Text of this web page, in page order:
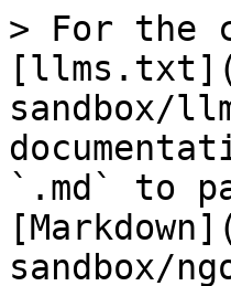
> For the
sandbox/
`.md` to
sandbox/